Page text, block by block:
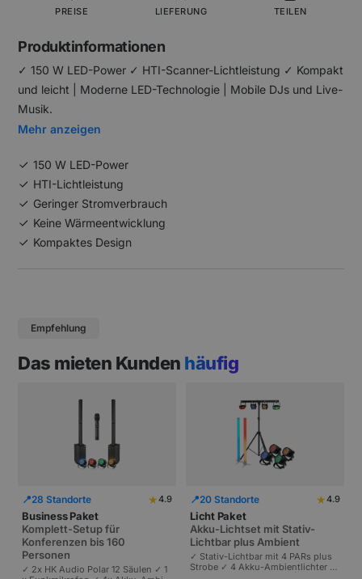
PREISE LIEFERUNG TEILEN
Produktinformationen
✓ 150 W LED-Power ✓ HTI-Scanner-Lichtleistung ✓ Kompakt
und leicht | Moderne LED-Technologie | Mobile DJs und Live-
Musik.
Mehr anzeigen
150 W LED-Power
HTI-Lichtleistung
Geringer Stromverbrauch
Keine Wärmeentwicklung
Kompaktes Design
Empfehlung
Das mieten Kunden häufig
📍28 Standorte ★4.9
Business Paket
Komplett-Setup für
Konferenzen bis 160
Personen
✓ 2x HK Audio Polar 12 Säulen ✓ 1
📍20 Standorte ★4.9
Licht Paket
Akku-Lichtset mit Stativ-
Lichtbar plus Ambient
✓ Stativ-Lichtbar mit 4 PARs plus
Strobe ✓ 4 Akku-Ambientlichter ✓